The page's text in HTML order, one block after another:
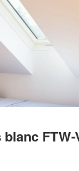
blancFTW-